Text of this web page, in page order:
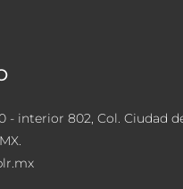
- interior 802, Col. Ciudad